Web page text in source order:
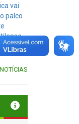
vai
palco